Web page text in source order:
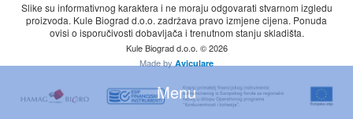
Slike su informativnog karaktera i ne moraju odgovarati stvarnom izgledu
proizvoda. Kule Biograd d.o.o. zadržava pravo izmjene cijena. Ponuda
ovisi o isporučivosti dobavljača i trenutnom stanju skladišta.
Kule Biograd d.o.o. © 2026
Made by Aviculare
Menu